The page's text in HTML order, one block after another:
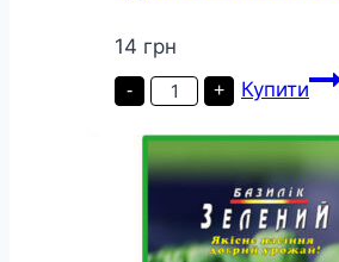
14 грн
-
Базилік
Ароматна
300
насінин
кількість
+ Купити